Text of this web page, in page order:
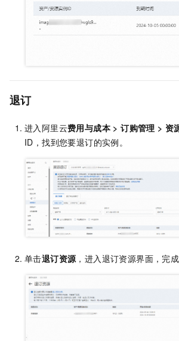
退订
进入阿里云费用与成本 >订购管理 >资
ID，找到您要退订的实例。
单击退订资源 ，进入退订资源界面，完成